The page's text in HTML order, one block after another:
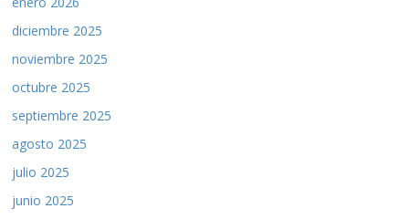
diciembre 2025
noviembre 2025
octubre 2025
septiembre 2025
agosto 2025
julio 2025
junio 2025